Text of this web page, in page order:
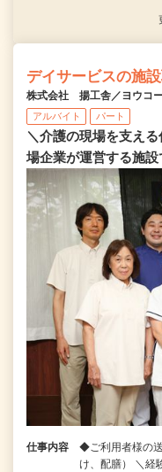
デイサービスの施
株式会社 揚工舎／ヨウコ
アルバイト パート
＼介護の現場を支え
場企業が運営する施設
仕事内容
◆ご利用者様の
け、配膳） ＼経